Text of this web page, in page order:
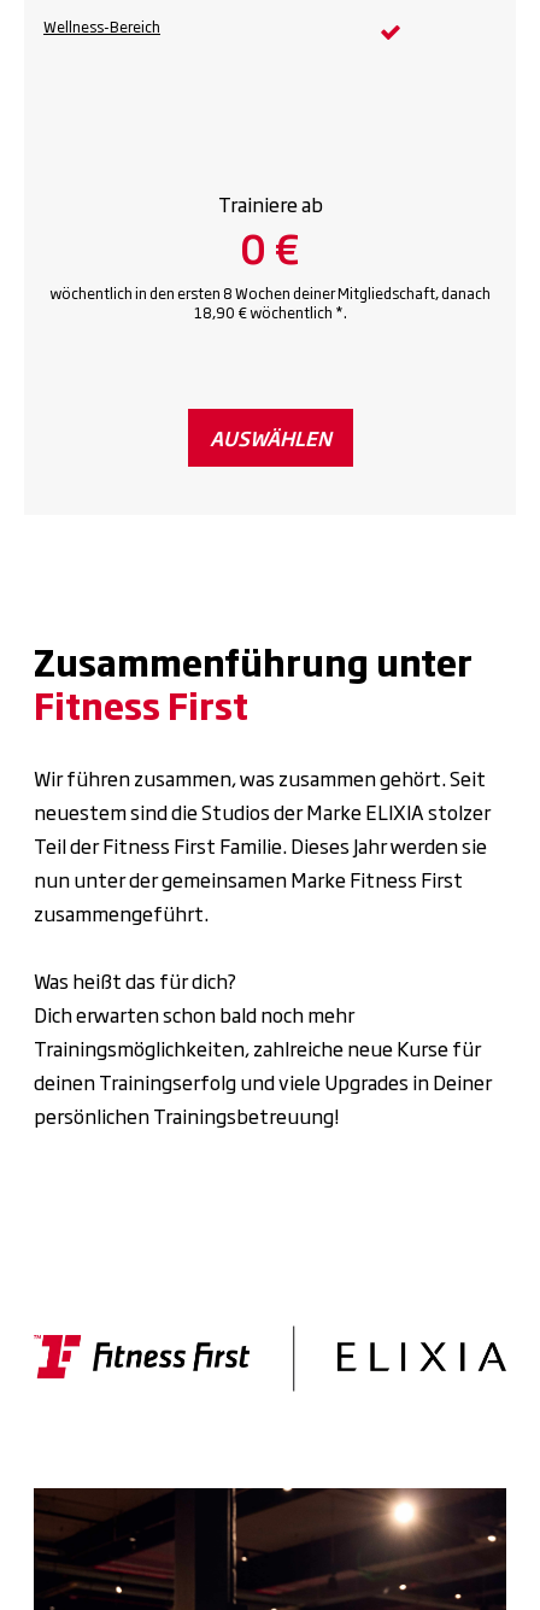
Wellness-Bereich
Trainiere ab
0 €
wöchentlich in den ersten 8 Wochen deiner Mitgliedschaft, danach
18,90 € wöchentlich *.
AUSWÄHLEN
Zusammenführung unter
Fitness First
Wir führen zusammen, was zusammen gehört. Seit
neuestem sind die Studios der Marke ELIXIA stolzer
Teil der Fitness First Familie. Dieses Jahr werden sie
nun unter der gemeinsamen Marke Fitness First
zusammengeführt.
Was heißt das für dich?
Dich erwarten schon bald noch mehr
Trainingsmöglichkeiten, zahlreiche neue Kurse für
deinen Trainingserfolg und viele Upgrades in Deiner
persönlichen Trainingsbetreuung!